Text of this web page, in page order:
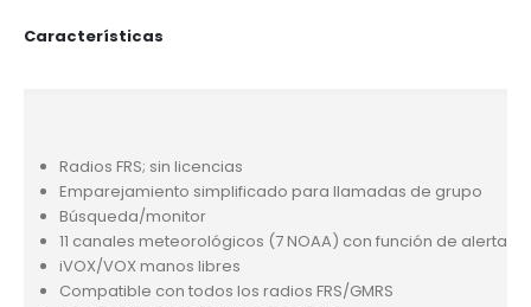
Características
Radios FRS; sin licencias
Emparejamiento simplificado para llamadas de grupo
Búsqueda/monitor
11 canales meteorológicos (7 NOAA) con función de alerta
iVOX/VOX manos libres
Compatible con todos los radios FRS/GMRS